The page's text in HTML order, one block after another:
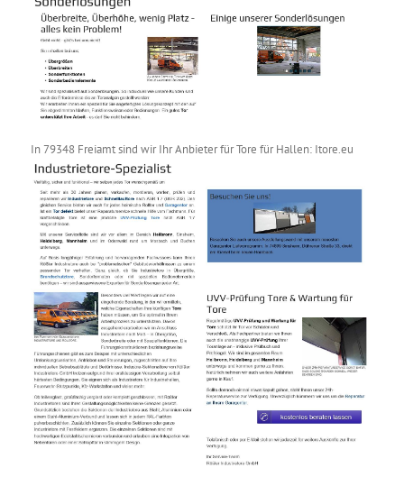
In 79348 Freiamt sind wir Ihr Anbieter für Tore für Hallen: Itore.eu